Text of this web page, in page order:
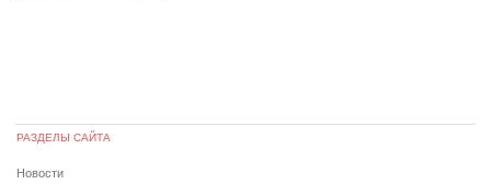
РАЗДЕЛЫ САЙТА
Новости